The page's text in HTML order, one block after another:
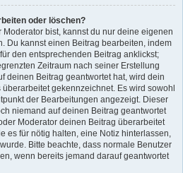
oder löschen?
bist, kannst du nur deine eigenen
Du kannst einen Beitrag bearbeiten, indem
den entsprechenden Beitrag anklickst;
Zeitraum nach seiner Erstellung
deinen Beitrag geantwortet hat, wird dein
gekennzeichnet. Es wird sowohl
der Bearbeitungen angezeigt. Dieser
niemand auf deinen Beitrag geantwortet
Moderator deinen Beitrag überarbeitet
es für nötig halten, eine Notiz hinterlassen,
Bitte beachte, dass normale Benutzer
wenn bereits jemand darauf geantwortet